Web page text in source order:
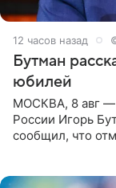
12 часов назад
Бутман
юбилей
МОСКВА, 8 авг —
России Игорь
сообщил, что